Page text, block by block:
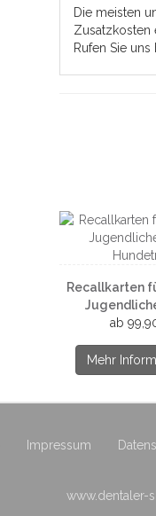
Die meisten
Zusatzkosten
Rufen Sie
Recallkarten
ab
Mehr
Impressum
www.dentaler-